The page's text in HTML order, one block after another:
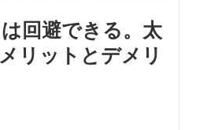
回避できる。太
リットとデメリ